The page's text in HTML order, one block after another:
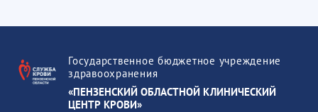
Государственное бюджетное учреждение
здравоохранения
«ПЕНЗЕНСКИЙ ОБЛАСТНОЙ КЛИНИЧЕСКИЙ
ЦЕНТР КРОВИ»